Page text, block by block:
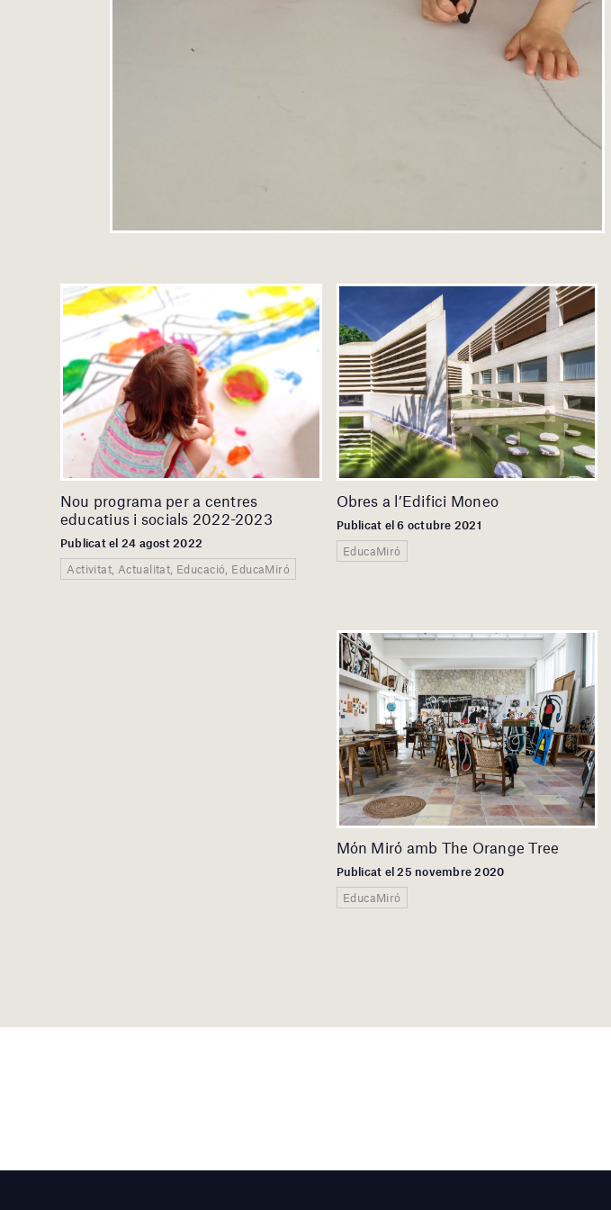
Nou programa per a centres
educatius i socials 2022-2023
Publicat el 24 agost 2022
Activitat, Actualitat, Educació, EducaMiró
Obres a l’Edifici Moneo
Publicat el 6 octubre 2021
EducaMiró
Món Miró amb The Orange Tree
Publicat el 25 novembre 2020
EducaMiró